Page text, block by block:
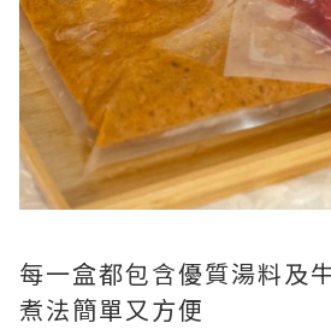
每一盒都包含優質湯料及
煮法簡單又方便